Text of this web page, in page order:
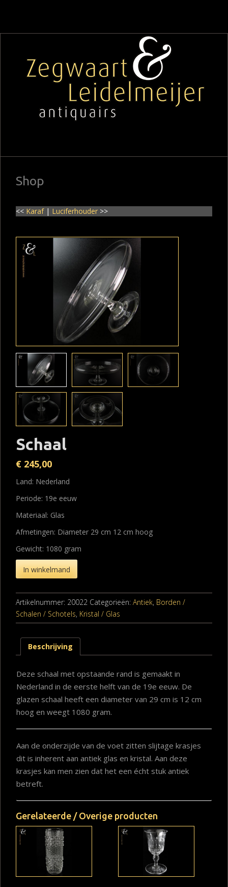
Shop
<< Karaf| Luciferhouder >>
Schaal
€ 245,00
Land: Nederland
Periode: 19e eeuw
Materiaal: Glas
Afmetingen: Diameter 29 cm 12 cm hoog
Gewicht: 1080 gram
In winkelmand
Artikelnummer: 20022 Categorieën: Antiek, Borden /
Schalen / Schotels, Kristal / Glas
Beschrijving
Deze schaal met opstaande rand is gemaakt in
Nederland in de eerste helft van de 19e eeuw. De
glazen schaal heeft een diameter van 29 cm is 12 cm
hoog en weegt 1080 gram.
Aan de onderzijde van de voet zitten slijtage krasjes
dit is inherent aan antiek glas en kristal. Aan deze
krasjes kan men zien dat het een écht stuk antiek
betreft.
Gerelateerde / Overige producten